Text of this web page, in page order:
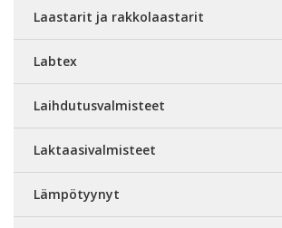
Laastarit ja rakkolaastarit
Labtex
Laihdutusvalmisteet
Laktaasivalmisteet
Lämpötyynyt